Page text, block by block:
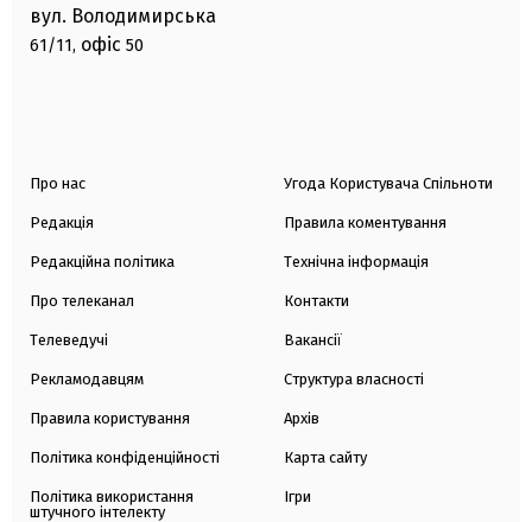
вул. Володимирська
61/11, офіс 50
Про нас
Редакція
Редакційна політика
Про телеканал
Телеведучі
Рекламодавцям
Правила користування
Політика конфіденційності
Політика використання
штучного інтелекту
Угода Користувача Спільноти
Правила коментування
Технічна інформація
Контакти
Вакансії
Структура власності
Архів
Карта сайту
Ігри